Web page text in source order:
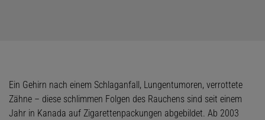
Ein Gehirn nach einem Schlaganfall, Lungentumoren, verrottete
Zähne – diese schlimmen Folgen des Rauchens sind seit einem
Jahr in Kanada auf Zigarettenpackungen abgebildet. Ab 2003